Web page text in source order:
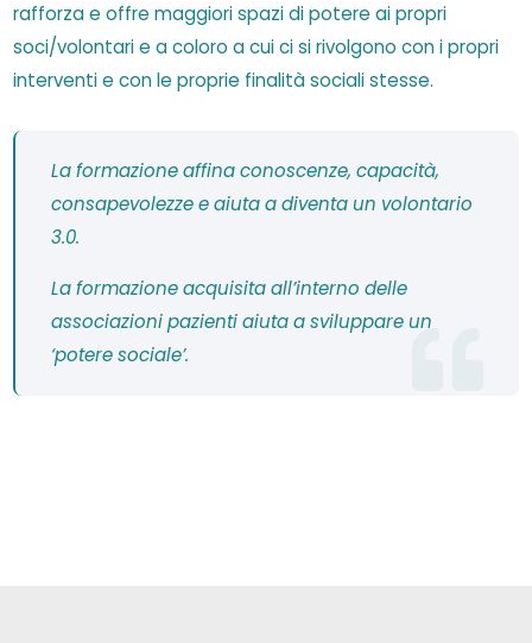
rafforza e offre maggiori spazi di potere ai propri
soci/volontari e a coloro a cui ci si rivolgono con i propri
interventi e con le proprie finalità sociali stesse.
La formazione affina conoscenze, capacità,
consapevolezze e aiuta a diventa un volontario
3.0.
La formazione acquisita all’interno delle
associazioni pazienti aiuta a sviluppare un
‘potere sociale’.